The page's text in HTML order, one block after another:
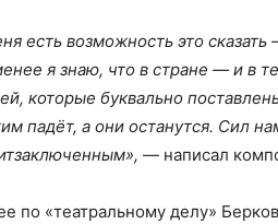
есть возможность это
я знаю, что в стране — и в
которые буквально
падёт, а они останутся. Сил
— написал
по «театральному делу»